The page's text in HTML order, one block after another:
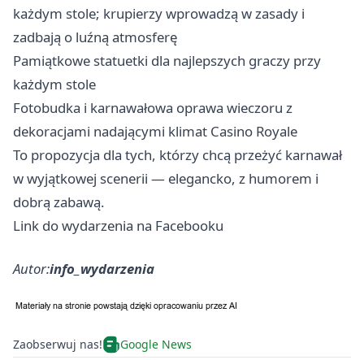
każdym stole; krupierzy wprowadzą w zasady i
zadbają o luźną atmosferę
Pamiątkowe statuetki dla najlepszych graczy przy
każdym stole
Fotobudka i karnawałowa oprawa wieczoru z
dekoracjami nadającymi klimat Casino Royale
To propozycja dla tych, którzy chcą przeżyć karnawał
w wyjątkowej scenerii — elegancko, z humorem i
dobrą zabawą.
Link do wydarzenia na Facebooku
Autor:info_wydarzenia
Zaobserwuj nas! Google News